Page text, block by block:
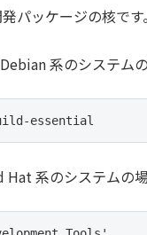
パッケージの核です。
系のシステムの
essential
系のシステムの場